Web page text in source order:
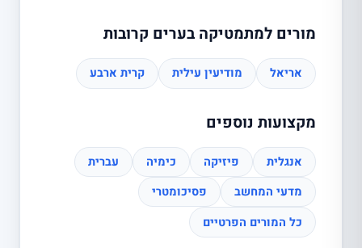
מורים למתמטיקה בערים קרובות
אריאל מודיעין עילית קרית ארבע
מקצועות נוספים
אנגלית פיזיקה כימיה
עברית
מדעי המחשב
פסיכומטרי
כל המורים הפרטיים